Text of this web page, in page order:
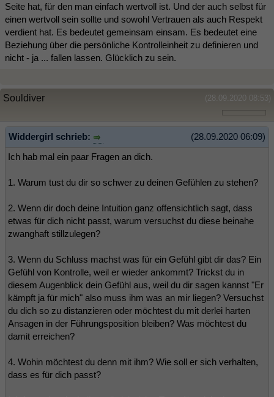
Seite hat, für den man einfach wertvoll ist. Und der auch selbst für
einen wertvoll sein sollte und sowohl Vertrauen als auch Respekt
verdient hat. Es bedeutet gemeinsam einsam. Es bedeutet eine
Beziehung über die persönliche Kontrolleinheit zu definieren und
nicht - ja ... fallen lassen. Glücklich zu sein.
(28.09.2020 08:53)
Souldiver
(28.09.2020 06:09)
Widdergirl schrieb:
Ich hab mal ein paar Fragen an dich.
1. Warum tust du dir so schwer zu deinen Gefühlen zu stehen?
2. Wenn dir doch deine Intuition ganz offensichtlich sagt, dass
etwas für dich nicht passt, warum versuchst du diese beinahe
zwanghaft stillzulegen?
3. Wenn du Schluss machst was für ein Gefühl gibt dir das? Ein
Gefühl von Kontrolle, weil er wieder ankommt? Trickst du in
diesem Augenblick dein Gefühl aus, weil du dir sagen kannst "Er
kämpft ja für mich" also muss ihm was an mir liegen? Versuchst
du dich so zu distanzieren oder möchtest du mit derlei harten
Ansagen in der Führungsposition bleiben? Was möchtest du
damit erreichen?
4. Wohin möchtest du denn mit ihm? Wie soll er sich verhalten,
dass es für dich passt?